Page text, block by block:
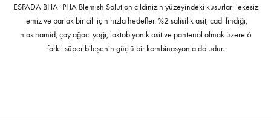
ESPADA BHA+PHA Blemish Solution cildinizin yüzeyindeki kusurları lekesiz
temiz ve parlak bir cilt için hızla hedefler. %2 salisilik asit, cadı fındığı,
niasinamid, çay ağacı yağı, laktobiyonik asit ve pantenol olmak üzere 6
farklı süper bileşenin güçlü bir kombinasyonla doludur.